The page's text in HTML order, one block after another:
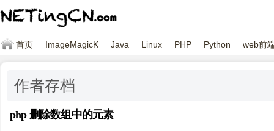
首页 ImageMagicK Java Linux PHP Python web前
作者存档
php 删除数组中的元素